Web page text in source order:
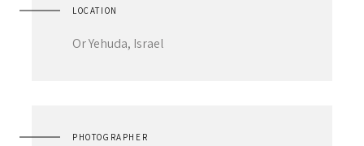
LOCATION
Or Yehuda, Israel
PHOTOGRAPHER